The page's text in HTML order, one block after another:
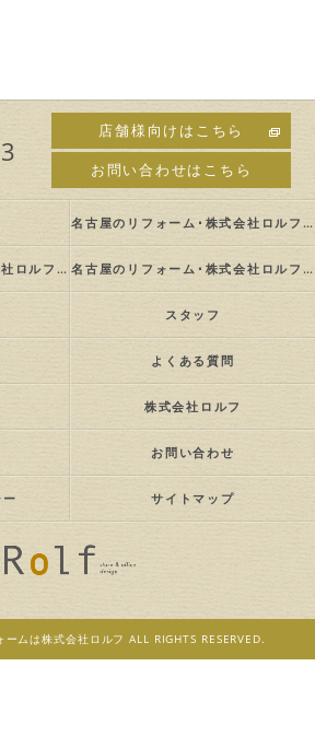
店舗様向けはこちら
お問い合わせはこちら
名古屋のリフォーム･株式会社ロルフの口コミ情報
名古屋のリフォーム･株式会社ロルフの評判 名古屋のリフォーム･株式会社ロルフのお客様の声
スタッフ
よくある質問
株式会社ロルフ
お問い合わせ
サイトマップ
ムは株式会社ロルフ ALL RIGHTS RESERVED.